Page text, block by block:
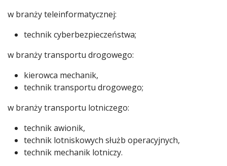
w branży teleinformatycznej:
technik cyberbezpieczeństwa;
w branży transportu drogowego:
kierowca mechanik,
technik transportu drogowego;
w branży transportu lotniczego:
technik awionik,
technik lotniskowych służb operacyjnych,
technik mechanik lotniczy.